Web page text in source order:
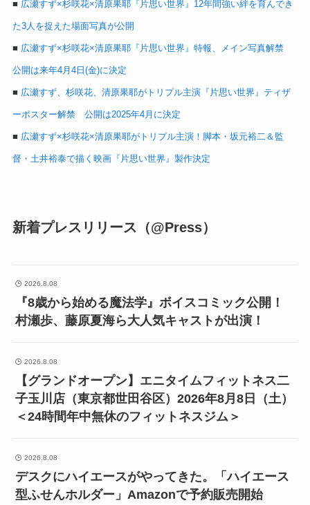
■ 広瀬すず×杉咲花×清原果耶『片思い世界』12年間強い絆を育んでき
た3人を捉えた場面写真が公開
■ 広瀬すず×杉咲花×清原果耶『片思い世界』特報、メイン写真解禁
公開は来年4月4日(金)に決定
■ 広瀬すず、杉咲花、清原果耶がトリプル主演『片思い世界』ティザ
ーポスター解禁 公開は2025年4月に決定
■ 広瀬すず×杉咲花×清原果耶がトリプル主演！脚本・坂元裕二＆監
督・土井裕泰で描く映画『片思い世界』製作決定
新着プレスリリース（@Press）
2026.8.08
『8歳から始める魔法学』ボイスコミック公開！
村瀬歩、藤原夏海ら大人気キャストが出演！
2026.8.08
【グランドオープン】エニタイムフィットネス二
子玉川店（東京都世田谷区）2026年8月8日（土）
＜24時間年中無休のフィットネスジム＞
2026.8.08
デスクにハイエースがやってきた。「ハイエース
型ふせんホルダー」Amazonで予約販売開始